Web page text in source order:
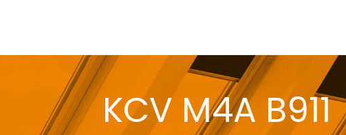
KCV M4A B911